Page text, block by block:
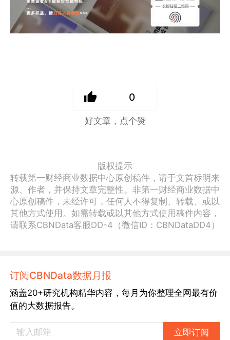
0
好文章，点个赞
版权提示
转载第一财经商业数据中心原创稿件，请于文首标明来
源、作者，并保持文章完整性。非第一财经商业数据中
心原创稿件，未经许可，任何人不得复制、转载、或以
其他方式使用。如需转载或以其他方式使用稿件内容，
请联系CBNData客服DD-4（微信ID：CBNDataDD4）
订阅CBNData数据月报
涵盖20+研究机构精华内容，每月为你整理全网最有价
值的大数据报告。
立即订阅